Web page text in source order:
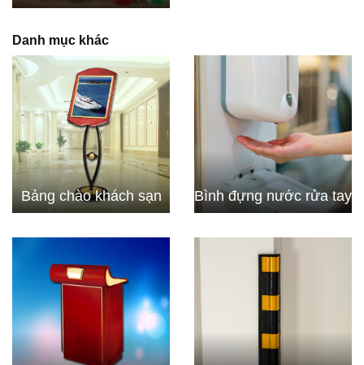
Danh mục khác
Bảng chào khách sạn Bình đựng nước rửa tay